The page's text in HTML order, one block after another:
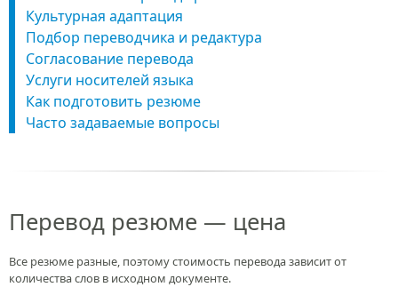
Культурная адаптация
Подбор переводчика и редактура
Согласование перевода
Услуги носителей языка
Как подготовить резюме
Часто задаваемые вопросы
Перевод резюме — цена
Все резюме разные, поэтому стоимость перевода зависит от
количества слов в исходном документе.